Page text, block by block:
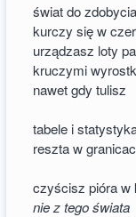
świat do zdobycia
kurczy się w
urządzasz loty
kruczymi
nawet gdy tulisz
tabele i
reszta w
czyścisz pióra w
nie z tego świata